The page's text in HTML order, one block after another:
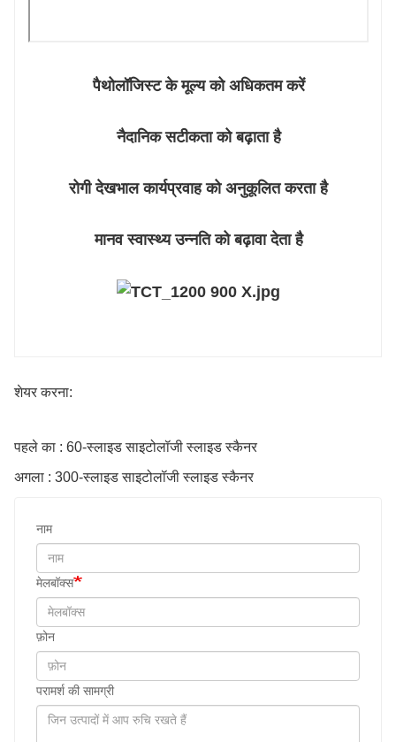
पैथोलॉजिस्ट के मूल्य को अधिकतम करें
नैदानिक ​​सटीकता को बढ़ाता है
रोगी देखभाल कार्यप्रवाह को अनुकूलित करता है
मानव स्वास्थ्य उन्नति को बढ़ावा देता है
शेयर करना:
पहले का : 60-स्लाइड साइटोलॉजी स्लाइड स्कैनर
अगला : 300-स्लाइड साइटोलॉजी स्लाइड स्कैनर
नाम
मेलबॉक्स
फ़ोन
परामर्श की सामग्री